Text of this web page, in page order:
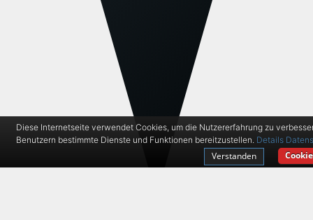
Diese Internetseite verwendet Cookies, um die Nutzererfahrung zu
Benutzern bestimmte Dienste und Funktionen bereitzustellen. Details
Verstanden